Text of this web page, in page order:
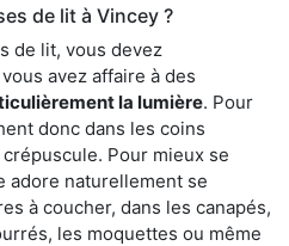
de lit à Vincey ?
de lit, vous devez
avez affaire à des
la lumière. Pour
donc dans les coins
Pour mieux se
adore naturellement se
à coucher, dans les canapés,
les moquettes ou même